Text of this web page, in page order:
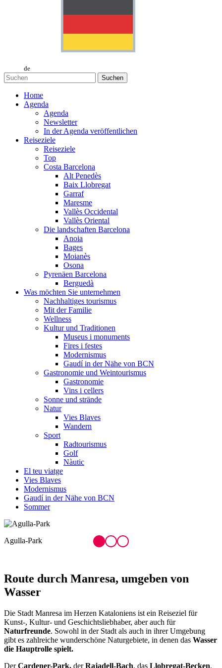
de
Suchen
Home
Agenda
Agenda
Newsletter
In der Agenda veröffentlichen
Reiseziele
Reiseziele
Top
Costa Barcelona
Alt Penedès
Baix Llobregat
Garraf
Maresme
Vallès Occidental
Vallès Oriental
Die landschaften Barcelona
Anoia
Bages
Moianès
Osona
Pyrenäen Barcelona
Berguedà
Was möchten Sie unternehmen
Nachhaltiges tourismus
Mit der Familie
Wellness
Kultur und Traditionen
Museus i monuments
Fires i festes
Modernismus
Gaudí in der Nähe von BCN
Gastronomie und Weintourismus
Gastronomie
Vins i cellers
Sonne und strände
Natur
Vies Blaves
Wandern
Sport
Radtourismus
Golf
Nàutic
El teu viatge
Vies Blaves
Modernismus
Gaudí in der Nähe von BCN
Sommer
Gartenanlagen in Viladordis
Route durch Manresa, umgeben von
Wasser
Die Stadt Manresa im Herzen Kataloniens ist ein Reiseziel für
Kunst-, Kultur- und Geschichtsliebhaber, aber auch für
Naturfreunde. Sowohl in der Stadt als auch in ihrer Umgebung
gibt es zahlreiche wunderschöne Naturgebiete, in denen das Wasser
die Hauptrolle spielt.
DerCardener-Park, derRajadell-Bach, das Llobregat-Becken,